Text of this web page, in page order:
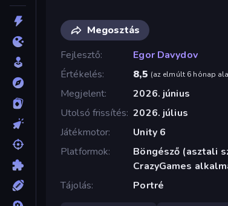
Megosztás
Fejlesztő
Egor Davydov
Értékelés
8,5 (az elmúlt 6 hónap
Megjelent
2026. június
Utolsó frissítés 2026. július
Játékmotor
Unity 6
Platformok
Böngésző (asztali
CrazyGames
Tájolás
Portré